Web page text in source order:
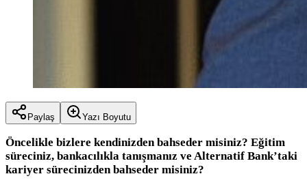
Paylaş Yazı Boyutu
Öncelikle bizlere kendinizden bahseder misiniz? Eğitim
süreciniz, bankacılıkla tanışmanız ve Alternatif Bank’taki
kariyer sürecinizden bahseder misiniz?